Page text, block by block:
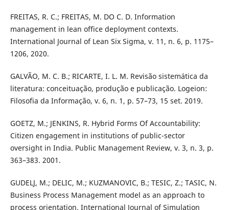
FREITAS, R. C.; FREITAS, M. DO C. D. Information
management in lean office deployment contexts.
International Journal of Lean Six Sigma, v. 11, n. 6, p. 1175–
1206, 2020.
GALVÃO, M. C. B.; RICARTE, I. L. M. Revisão sistemática da
literatura: conceituação, produção e publicação. Logeion:
Filosofia da Informação, v. 6, n. 1, p. 57–73, 15 set. 2019.
GOETZ, M.; JENKINS, R. Hybrid Forms Of Accountability:
Citizen engagement in institutions of public-sector
oversight in India. Public Management Review, v. 3, n. 3, p.
363–383. 2001.
GUDELJ, M.; DELIC, M.; KUZMANOVIC, B.; TESIC, Z.; TASIC, N.
Business Process Management model as an approach to
process orientation. International Journal of Simulation